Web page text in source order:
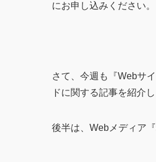
にお申し込みください。
さて、今週も『Webサ
ドに関する記事を紹介し
後半は、Webメディア